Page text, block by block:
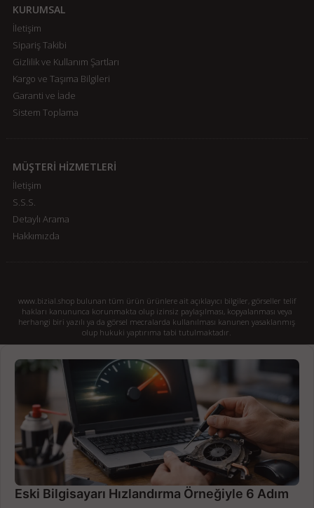
KURUMSAL
İletişim
Sipariş Takibi
Gizlilik ve Kullanım Şartları
Kargo ve Taşıma Bilgileri
Garanti ve İade
Sistem Toplama
MÜŞTERİ HİZMETLERİ
İletişim
S.S.S.
Detaylı Arama
Hakkımızda
www.bizial.shop bulunan tüm ürün ürünlere ait açıklayıcı bilgiler, görseller telif
hakları kanununca korunmakta olup izinsiz paylaşılması, kopyalanması veya
herhangi biri yazılı ya da görsel mecralarda kullanılması kanunen yasaklanmış
olup hukuki yaptırıma tabi tutulmaktadır.
Eski Bilgisayarı Hızlandırma Örneğiyle 6 Adım